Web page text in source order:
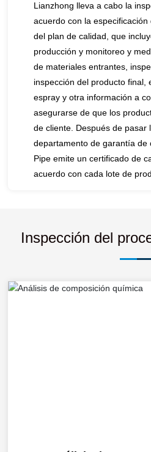
Lianzhong lleva a cabo la
acuerdo con la
del plan de calidad, que
producción y monitoreo y
de materiales entrantes,
inspección del producto final,
espray y otra información a
asegurarse de que los
de cliente. Después de pasar
departamento de garantía de
Pipe emite un certificado de
acuerdo con cada lote de
Inspección del